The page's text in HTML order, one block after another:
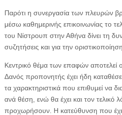
Παρότι η συνεργασία των πλευρών
μέσω καθημερινής επικοινωνίας το
του Νίστρουπ στην Αθήνα δίνει τη
συζητήσεις και για την
Κεντρικό θέμα των επαφών αποτελεί
Δανός προπονητής έχει ήδη
τα χαρακτηριστικά που επιθυμεί να
ανά θέση, ενώ θα έχει και τον τελικό
προχωρήσουν. Η κατεύθυνση που έχει